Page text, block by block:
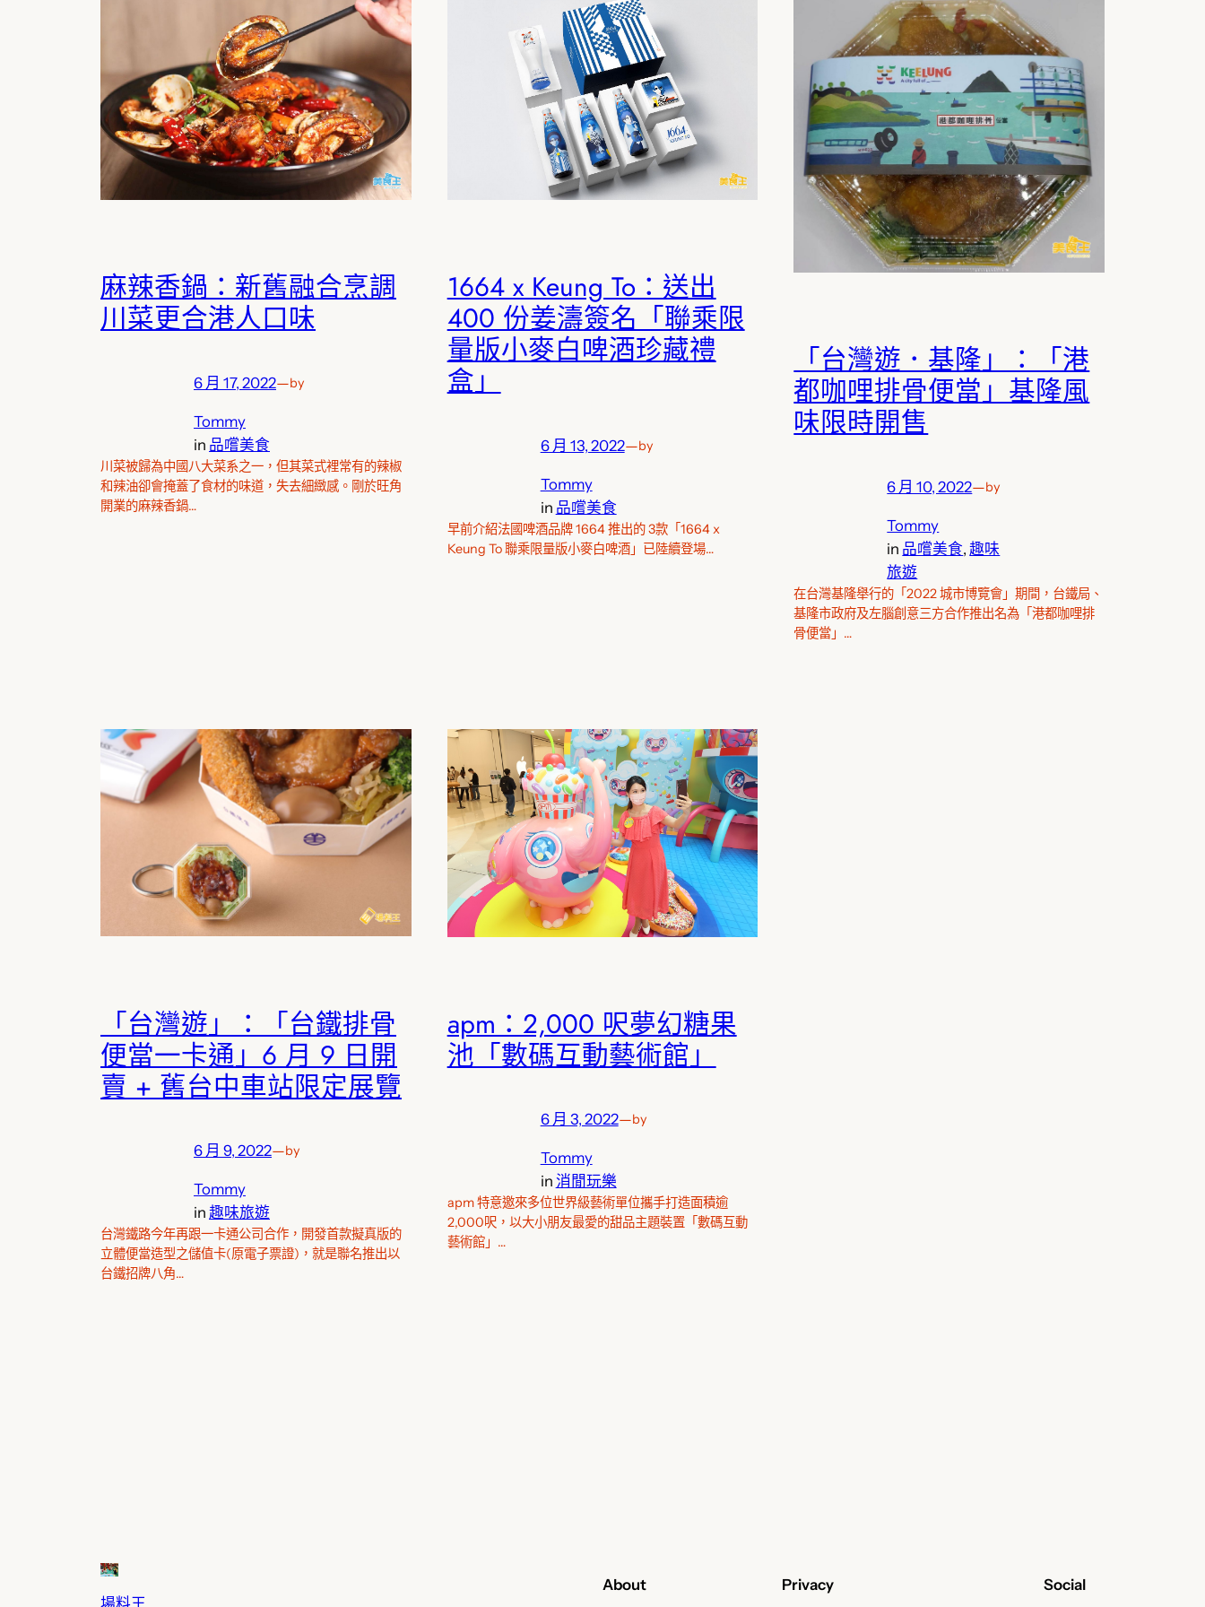
麻辣香鍋：新舊融合烹調
川菜更合港人口味
6 月 17, 2022—by
Tommy
in 品嚐美食
川菜被歸為中國八大菜系之一，但其菜式裡常有的辣椒
和辣油卻會掩蓋了食材的味道，失去細緻感。剛於旺角
開業的麻辣香鍋…
1664 x Keung To：送出
400 份姜濤簽名「聯乘限
量版小麥白啤酒珍藏禮
盒」
6 月 13, 2022—by
Tommy
in 品嚐美食
早前介紹法國啤酒品牌 1664 推出的 3款「1664 x
Keung To 聯乘限量版小麥白啤酒」已陸續登場…
「台灣遊．基隆」：「港
都咖哩排骨便當」基隆風
味限時開售
6 月 10, 2022—by
Tommy
in 品嚐美食, 趣味
旅遊
在台灣基隆舉行的「2022 城市博覽會」期間，台鐵局、
基隆市政府及左腦創意三方合作推出名為「港都咖哩排
骨便當」…
「台灣遊」：「台鐵排骨
便當一卡通」6 月 9 日開
賣 + 舊台中車站限定展覽
6 月 9, 2022—by
Tommy
in 趣味旅遊
台灣鐵路今年再跟一卡通公司合作，開發首款擬真版的
立體便當造型之儲值卡(原電子票證)，就是聯名推出以
台鐵招牌八角…
apm：2,000 呎夢幻糖果
池「數碼互動藝術館」
6 月 3, 2022—by
Tommy
in 消閒玩樂
apm 特意邀來多位世界級藝術單位攜手打造面積逾
2,000呎，以大小朋友最愛的甜品主題裝置「數碼互動
藝術館」…
場料王
About Privacy Social